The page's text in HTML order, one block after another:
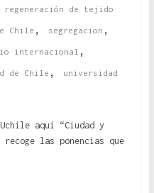
regeneración de tejido
Chile , segregacion ,
internacional ,
de Chile , universidad
aquí “Ciudad y
las ponencias que